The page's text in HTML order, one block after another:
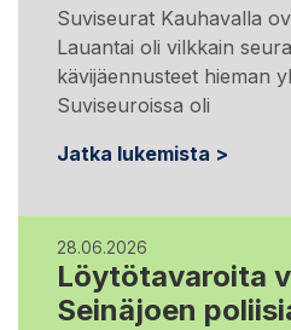
Suviseurat Kauhavalla
Lauantai oli vilkkain
kävijäennusteet hieman
Suviseuroissa oli
Jatka lukemista >
28.06.2026
Löytötavaroita
Seinäjoen